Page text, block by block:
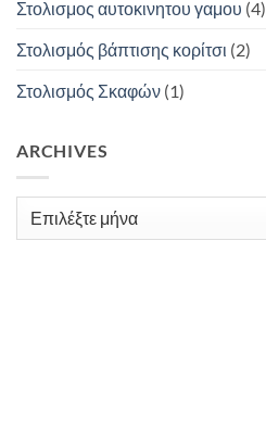
Στολισμος αυτοκινητου γαμου (4)
Στολισμός βάπτισης κορίτσι (2)
Στολισμός Σκαφών (1)
ARCHIVES
Archives